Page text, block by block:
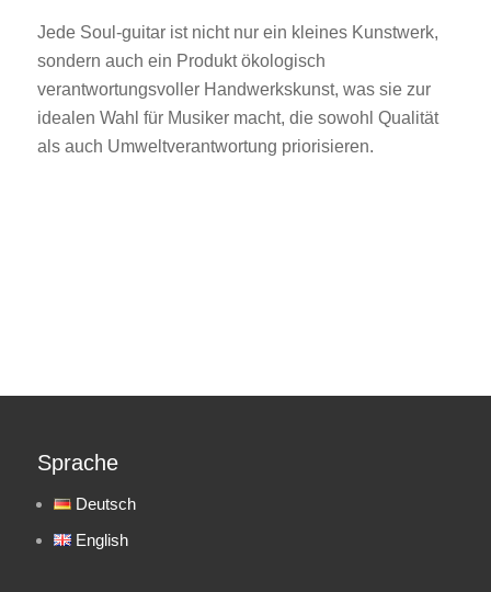
Jede Soul-guitar ist nicht nur ein kleines Kunstwerk,
sondern auch ein Produkt ökologisch
verantwortungsvoller Handwerkskunst, was sie zur
idealen Wahl für Musiker macht, die sowohl Qualität
als auch Umweltverantwortung priorisieren.
Sprache
Deutsch
English